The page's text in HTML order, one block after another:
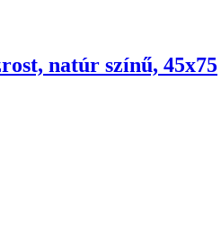
natúr színű, 45x75